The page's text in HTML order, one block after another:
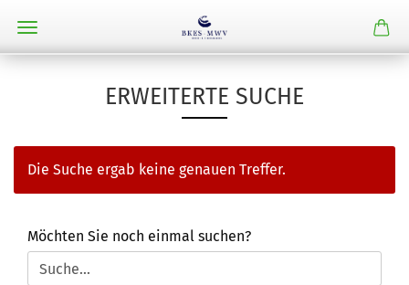
ERWEITERTE SUCHE
Die Suche ergab keine genauen Treffer.
MÖCHTEN
SIE
NOCH
Möchten Sie noch einmal suchen?